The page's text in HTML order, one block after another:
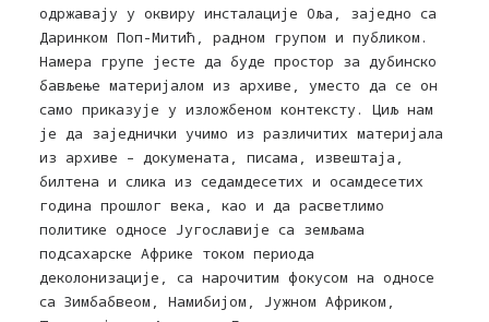
одржавају у оквиру инсталације Оља, заједно са
Даринком Поп-Митић, радном групом и публиком.
Намера групе јесте да буде простор за дубинско
бављење материјалом из архиве, уместо да се он
само приказује у изложбеном контексту. Циљ нам
је да заједнички учимо из различитих материјала
из архиве – докумената, писама, извештаја,
билтена и слика из седамдесетих и осамдесетих
година прошлог века, као и да расветлимо
политике односе Југославије са земљама
подсахарске Африке током периода
деколонизације, са нарочитим фокусом на односе
са Зимбабвеом, Намибијом, Јужном Африком,